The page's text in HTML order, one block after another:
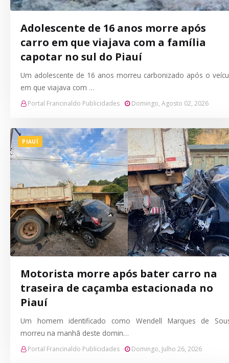
Adolescente de 16 anos morre após
carro em que viajava com a família
capotar no sul do Piauí
Um adolescente de 16 anos morreu carbonizado após o
em que viajava com …
Portal Francinaldo Publicidades Domingo, Agosto 02, 2026
PIAUÍ
Motorista morre após bater carro na
traseira de caçamba estacionada no
Piauí
Um homem identificado como Wendell Marques de
morreu na manhã deste domin…
Portal Francinaldo Publicidades Domingo, Julho 26, 2026